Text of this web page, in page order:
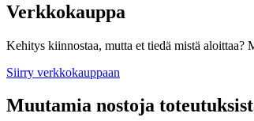
Verkkokauppa
Kehitys kiinnostaa, mutta et tiedä mistä aloittaa?
Siirry verkkokauppaan
Muutamia nostoja